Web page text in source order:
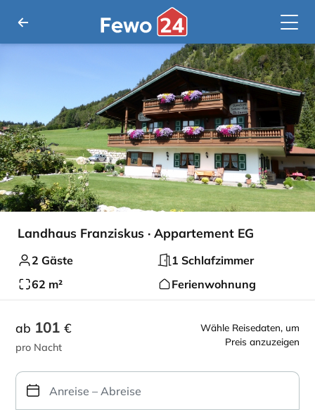
Landhaus Franziskus · Appartement EG
2 Gäste
1 Schlafzimmer
62 m²
Ferienwohnung
Wähle Reisedaten, um
Preis anzuzeigen
ab 101 €
pro Nacht